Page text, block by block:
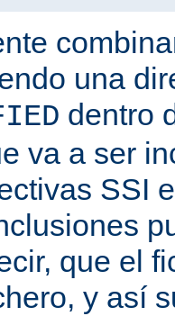
una
dentro
va a ser
SSI
que el
y así